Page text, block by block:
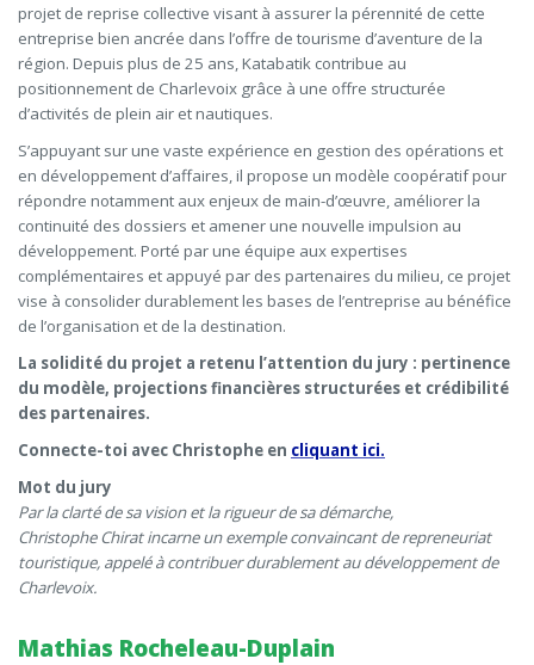
projet de reprise collective visant à assurer la pérennité de cette
entreprise bien ancrée dans l’offre de tourisme d’aventure de la
région. Depuis plus de 25 ans, Katabatik contribue au
positionnement de Charlevoix grâce à une offre structurée
d’activités de plein air et nautiques.
S’appuyant sur une vaste expérience en gestion des opérations et
en développement d’affaires, il propose un modèle coopératif pour
répondre notamment aux enjeux de main-d’œuvre, améliorer la
continuité des dossiers et amener une nouvelle impulsion au
développement. Porté par une équipe aux expertises
complémentaires et appuyé par des partenaires du milieu, ce projet
vise à consolider durablement les bases de l’entreprise au bénéfice
de l’organisation et de la destination.
La solidité du projet a retenu l’attention du jury : pertinence
du modèle, projections financières structurées et crédibilité
des partenaires.
Connecte-toi avec Christophe en cliquant ici.
Mot du jury
Par la clarté de sa vision et la rigueur de sa démarche,
Christophe Chirat incarne un exemple convaincant de repreneuriat
touristique, appelé à contribuer durablement au développement de
Charlevoix.
Mathias Rocheleau-Duplain